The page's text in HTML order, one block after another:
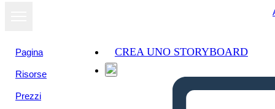
Pagina
Risorse
Prezzi
CREA UNO STORYBOARD